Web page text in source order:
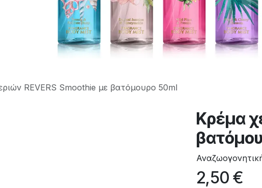
REVERS Smoothie με βατόμουρο 50ml
Κρέμα
2,50 €